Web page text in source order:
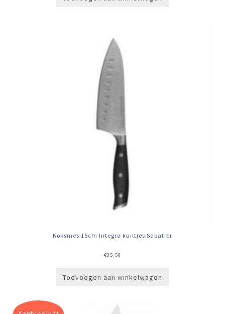
Koksmes 15cm Integra kuiltjes Sabatier
€35,50
Toevoegen aan winkelwagen